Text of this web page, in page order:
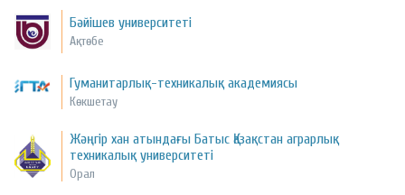
Бәйішев университеті
Ақтөбе
Гуманитарлық-техникалық академиясы
Көкшетау
Жәңгір хан атындағы Батыс Қазақстан аграрлық
техникалық университеті
Орал